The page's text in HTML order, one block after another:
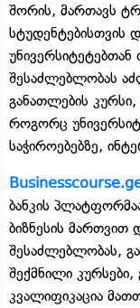
შორის, მართავს
სტუდენტებისთვის
შესაძლებლობას
განათლების
როგორც
საჭიროებებზე,
ბანკის
ბიზნესის მართვით
შესაძლებლობას,
შექმნილი
კვალიფიკაცია